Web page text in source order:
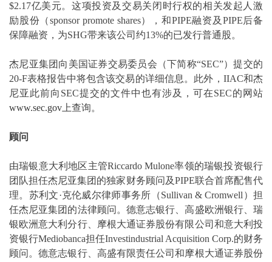
$2.17亿美元。这项投资及交易关闭时行权的相关发起人激
励股份（sponsor promote shares），和PIPE融资及PIPE后备
保障融资，为SHG带来该公司约13%的已发行普通股。
杰尼亚集团向美国证券交易委员会（下简称“SEC”）提交的
20-F表格报告中将包含该交易的详细信息。此外，IIAC和杰
尼亚此前向SEC提交的文件中也有涉及，可在SEC的网站
www.sec.gov 上查询。
顾问
由瑞银意大利地区主管Riccardo Mulone率领的瑞银投资银行
团队担任杰尼亚集团的独家财务顾问及PIPE联合首席配售代
理。苏利文·克伦威尔律师事务所（Sullivan & Cromwell）担
任杰尼亚集团的法律顾问。德意志银行、高盛欧洲银行、瑞
银欧洲意大利分行、摩根大通证券股份有限公司和意大利投
资银行Mediobanca担任Investindustrial Acquisition Corp.的财务
顾问。德意志银行、高盛有限责任公司和摩根大通证券股份